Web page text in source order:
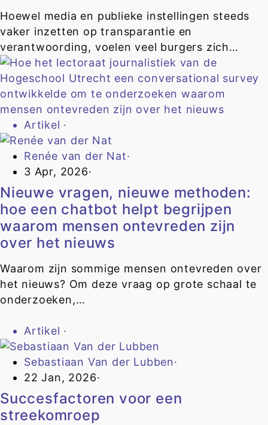
Hoewel media en publieke instellingen steeds
vaker inzetten op transparantie en
verantwoording, voelen veel burgers zich…
Artikel ·
Renée van der Nat·
3 Apr, 2026·
Nieuwe vragen, nieuwe methoden:
hoe een chatbot helpt begrijpen
waarom mensen ontevreden zijn
over het nieuws
Waarom zijn sommige mensen ontevreden over
het nieuws? Om deze vraag op grote schaal te
onderzoeken,…
Artikel ·
Sebastiaan Van der Lubben·
22 Jan, 2026·
Succesfactoren voor een
streekomroep